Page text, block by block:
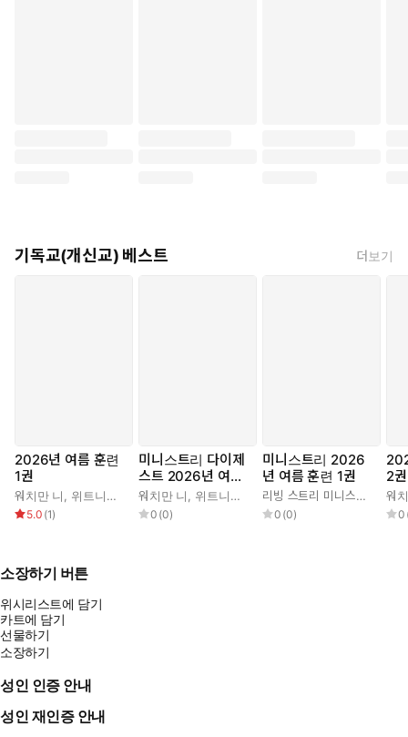
기독교(개신교) 베스트 더보기
2026년 여름 훈련
1권
워치만 니 위트니스 리
5.0 (1)
미니스트리 다이제
스트 2026년 여름
훈련 1권
워치만 니 위트니스 리
0 (0)
미니스트리 2026
년 여름 훈련 1권
리빙 스트리 미니스트리 편집부
0 (0)
2권
워
0
소장하기 버튼
위시리스트에 담기
카트에 담기
선물하기
소장하기
성인 인증 안내
성인 재인증 안내